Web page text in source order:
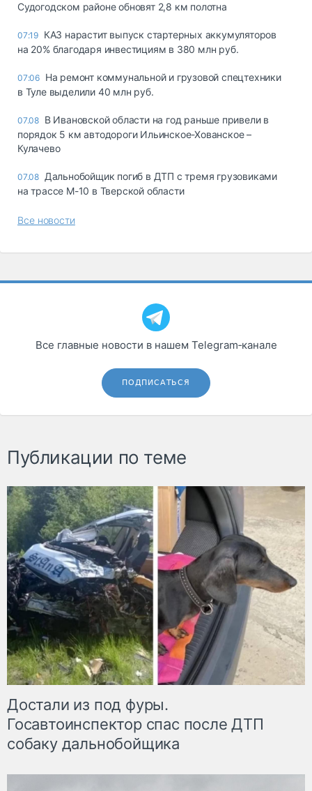
Судогодском районе обновят 2,8 км полотна
07:19 КАЗ нарастит выпуск стартерных аккумуляторов
на 20% благодаря инвестициям в 380 млн руб.
07:06 На ремонт коммунальной и грузовой спецтехники
в Туле выделили 40 млн руб.
07.08 В Ивановской области на год раньше привели в
порядок 5 км автодороги Ильинское-Хованское –
Кулачево
07.08 Дальнобойщик погиб в ДТП с тремя грузовиками
на трассе М-10 в Тверской области
Все новости
Все главные новости в нашем Telegram‑канале
ПОДПИСАТЬСЯ
Публикации по теме
Достали из под фуры.
Госавтоинспектор спас после ДТП
собаку дальнобойщика